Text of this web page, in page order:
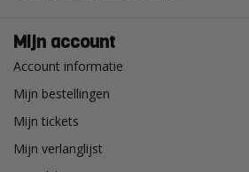
Mijn account
Account informatie
Mijn bestellingen
Mijn tickets
Mijn verlanglijst